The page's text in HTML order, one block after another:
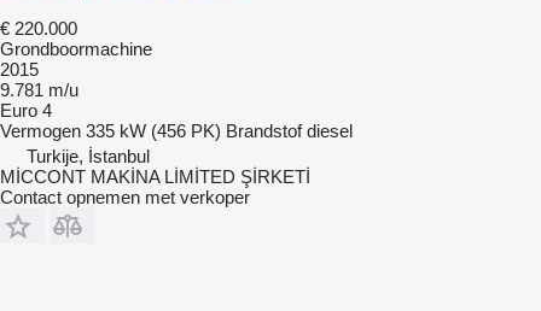
€ 220.000
Grondboormachine
2015
9.781 m/u
Euro 4
Vermogen 335 kW (456 PK) Brandstof diesel
Turkije, İstanbul
MİCCONT MAKİNA LİMİTED ŞİRKETİ
Contact opnemen met verkoper